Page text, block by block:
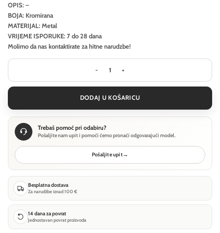
OPIS: –
BOJA: Kromirana
MATERIJAL: Metal
VRIJEME ISPORUKE: 7 do 28 dana
Molimo da nas kontaktirate za hitne narudzbe!
Viseća svjetiljka Maytoni Bruma -
DODAJ U KOŠARICU
Trebaš pomoć pri odabiru?
Pošaljite nam upit i pomoći ćemo pronaći odgovarajući model.
Pošaljite upit→
Besplatna dostava
Za narudžbe iznad 100 €
14 dana za povrat
Jednostavan povrat proizvoda